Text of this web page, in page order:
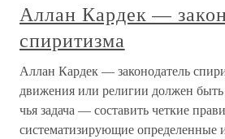
Аллан Кардек —
спиритизма
Аллан Кардек — законодатель
движения или религии должен быть
чья задача — составить четкие
систематизирующие определенные